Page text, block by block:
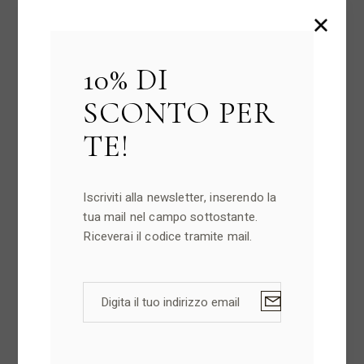
Delizie siciliane
Dolci Natalizi
Paste e Biscotti
Specialità Pasquali
Dolci Natalizi
10% DI
SCONTO PER
TE!
Iscriviti alla newsletter, inserendo la
tua mail nel campo sottostante.
Riceverai il codice tramite mail.